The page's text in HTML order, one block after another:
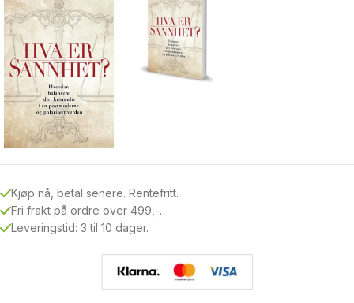
Kjøp nå, betal senere. Rentefritt.
Fri frakt på ordre over 499,-.
Leveringstid: 3 til 10 dager.